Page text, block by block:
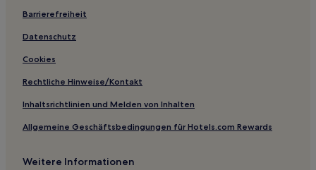
Barrierefreiheit
Datenschutz
Cookies
Rechtliche Hinweise/Kontakt
Inhaltsrichtlinien und Melden von Inhalten
Allgemeine Geschäftsbedingungen für Hotels.com Rewards
Weitere Informationen